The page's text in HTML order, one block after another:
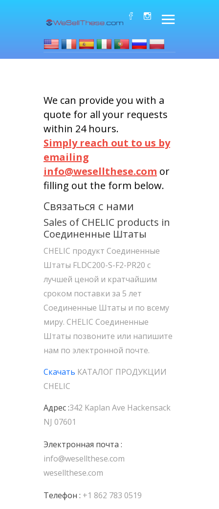
We can provide you with a
quote for all your requests
within 24 hours.
Simply reach out to us by
emailing
info@wesellthese.com or
filling out the form below.
Связаться с нами
Sales of CHELIC products in
Соединенные Штаты
CHELIC продукт Соединенные
Штаты FLDC200-S-F2-PR20 с
лучшей ценой и кратчайшим
сроком поставки за 5 лет
Соединенные Штаты и по всему
миру. CHELIC Соединенные
Штаты позвоните или напишите
нам по электронной почте.
Скачать КАТАЛОГ ПРОДУКЦИИ
CHELIC
Адрес :342 Kaplan Ave Hackensack
NJ 07601
Электронная почта :
info@wesellthese.com
wesellthese.com
Телефон : +1 862 783 0519